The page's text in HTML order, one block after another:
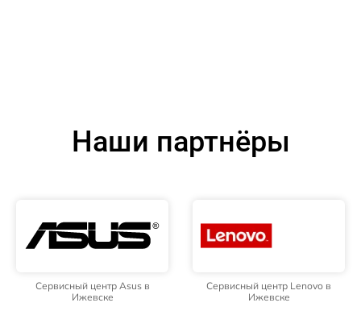
Наши партнёры
Сервисный центр Asus в
Ижевске
Сервисный центр Lenovo в
Ижевске